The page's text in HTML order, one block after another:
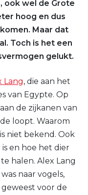
ook wel de Grote
hoog en dus
Maar dat
Toch is het een
gelukt.
Lang, die aan het
van Egypte. Op
de zijkanen van
loopt. Waarom
niet bekend. Ook
en hoe het dier
halen. Alex Lang
naar vogels,
voor de